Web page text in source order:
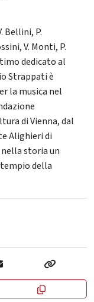
Bellini, P.
V. Monti, P.
dedicato al
Strappati è
la musica nel
di Vienna, dal
Alighieri di
storia un
della